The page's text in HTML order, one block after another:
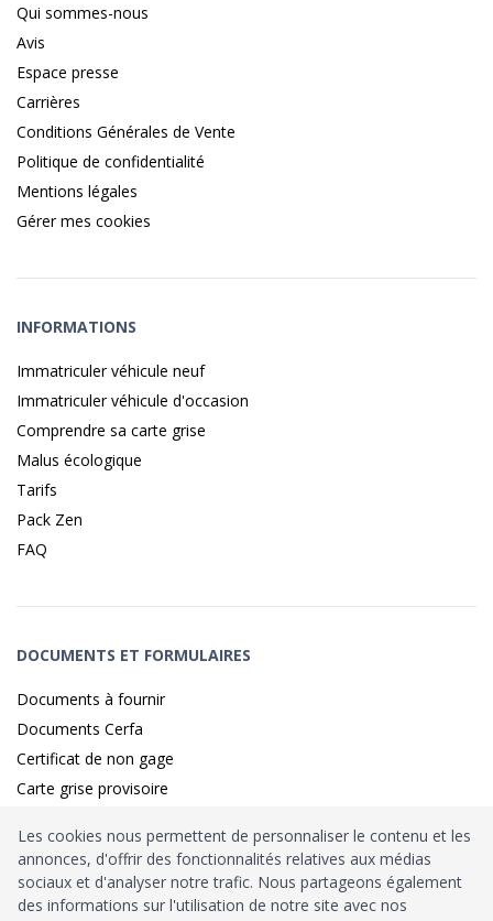
Qui sommes-nous
Avis
Espace presse
Carrières
Conditions Générales de Vente
Politique de confidentialité
Mentions légales
Gérer mes cookies
INFORMATIONS
Immatriculer véhicule neuf
Immatriculer véhicule d'occasion
Comprendre sa carte grise
Malus écologique
Tarifs
Pack Zen
FAQ
DOCUMENTS ET FORMULAIRES
Documents à fournir
Documents Cerfa
Certificat de non gage
Carte grise provisoire
Identité sécurisé parFranceConnect
Les cookies nous permettent de personnaliser le contenu et les
annonces, d'offrir des fonctionnalités relatives aux médias
sociaux et d'analyser notre trafic. Nous partageons également
des informations sur l'utilisation de notre site avec nos